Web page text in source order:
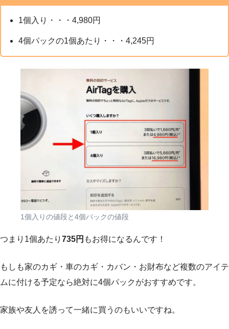
1個入り・・・4,980円
4個パックの1個あたり・・・4,245円
1個入りの値段と4個パックの値段
つまり1個あたり 735円 もお得になるんです！
もしも家のカギ・車のカギ・カバン・お財布など複数のアイテ
ムに付ける予定なら絶対に4個パックがおすすめです。
家族や友人を誘って一緒に買うのもいいですね。